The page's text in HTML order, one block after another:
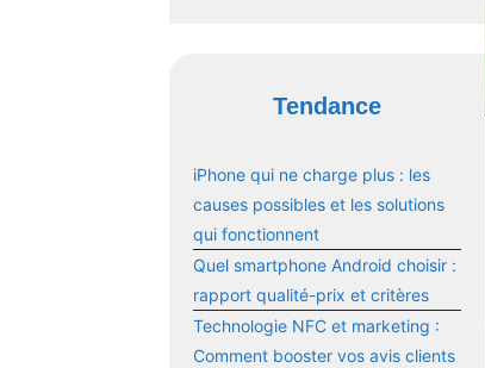
Tendance
iPhone qui ne charge plus : les
causes possibles et les solutions
qui fonctionnent
Quel smartphone Android choisir :
rapport qualité-prix et critères
Technologie NFC et marketing :
Comment booster vos avis clients